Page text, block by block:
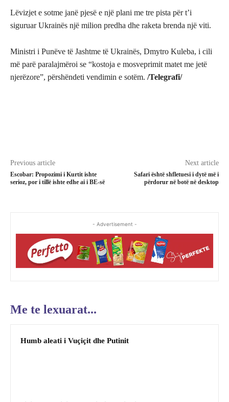
Lëvizjet e sotme janë pjesë e një plani me tre pista për t’i
siguruar Ukrainës një milion predha dhe raketa brenda një viti.
Ministri i Punëve të Jashtme të Ukrainës, Dmytro Kuleba, i cili
më parë paralajmëroi se “kostoja e mosveprimit matet me jetë
njerëzore”, përshëndeti vendimin e sotëm. /Telegrafi/
Previous article
Escobar: Propozimi i Kurtit ishte
serioz, por i tillë ishte edhe ai i BE-së
Next article
Safari është shfletuesi i dytë më i
përdorur në botë në desktop
- Advertisement -
Me te lexuarat...
Humb aleati i Vuçiçit dhe Putinit